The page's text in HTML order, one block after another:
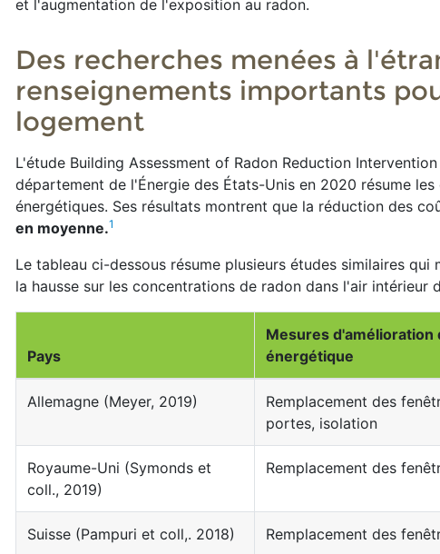
et l'augmentation de l'exposition au radon.
Des recherches menées à
renseignements importants
logement
L'étude Building Assessment of Radon Reduction
département de l'Énergie des États-Unis en 2020 résume
énergétiques. Ses résultats montrent que la réduction des
en moyenne.1
Le tableau ci-dessous résume plusieurs études similaires
la hausse sur les concentrations de radon dans l'air intérieur
Pays
Mesures d'amélioration
énergétique
Allemagne (Meyer, 2019)
Remplacement des
portes, isolation
Royaume-Uni (Symonds et
coll., 2019)
Remplacement des
Suisse (Pampuri et coll,. 2018) Remplacement des